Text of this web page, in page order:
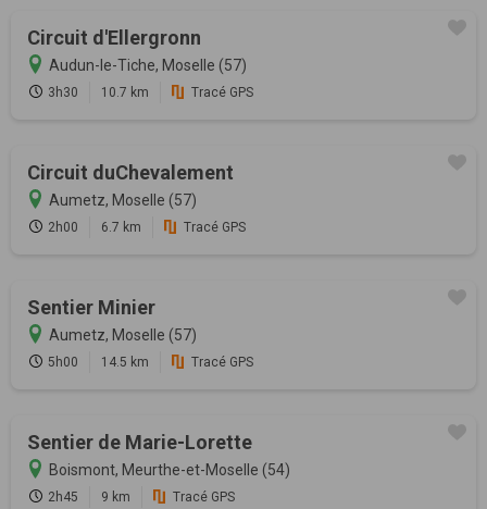
Circuit d'Ellergronn
Audun-le-Tiche, Moselle (57)
3h30 10.7 km Tracé GPS
Circuit duChevalement
Aumetz, Moselle (57)
2h00 6.7 km Tracé GPS
Sentier Minier
Aumetz, Moselle (57)
5h00 14.5 km Tracé GPS
Sentier de Marie-Lorette
Boismont, Meurthe-et-Moselle (54)
2h45 9 km Tracé GPS